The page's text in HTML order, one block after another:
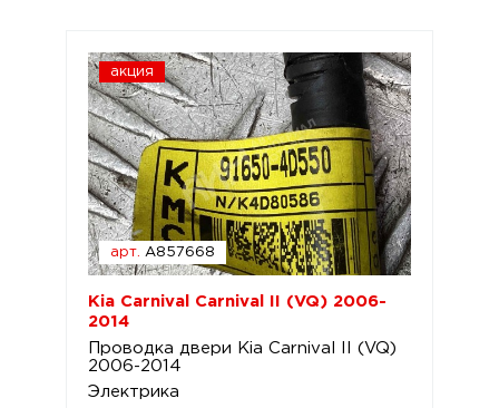
акция
арт. A857668
Kia Carnival Carnival II (VQ) 2006-
2014
Проводка двери Kia Carnival II (VQ)
2006-2014
Электрика